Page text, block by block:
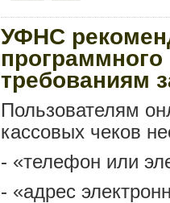
УФНС
требованиям
Пользователям
кассовых чеков
- «телефон или
- «адрес